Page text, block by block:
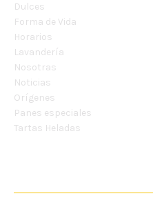
Dulces
Forma de Vida
Horarios
Lavandería
Nosotras
Noticias
Orígenes
Panes especiales
Tartas Heladas